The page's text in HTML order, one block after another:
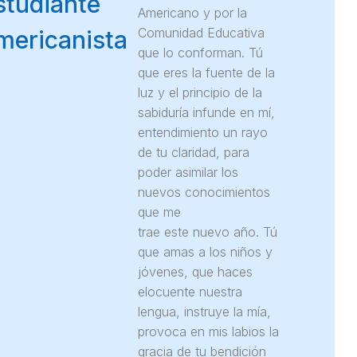
Americano y por la
Comunidad Educativa
que lo conforman. Tú
que eres la fuente de la
luz y el principio de la
sabiduría infunde en mí,
entendimiento un rayo
de tu claridad, para
poder asimilar los
nuevos conocimientos
que me
trae este nuevo año. Tú
que amas a los niños y
jóvenes, que haces
elocuente nuestra
lengua, instruye la mía,
provoca en mis labios la
gracia de tu bendición